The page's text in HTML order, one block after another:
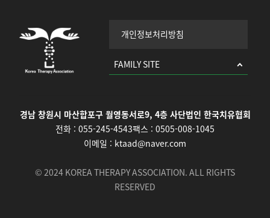
경남 창원시 마산합포구 월영동서로9, 4층 사단법인 한국치유협회
전화 : 055-245-4543팩스 : 0505-008-1045
이메일 : ktaad@naver.com
© 2024 KOREA THERAPY ASSOCIATION. ALL RIGHTS
RESERVED
개인정보처리방침
FAMILY SITE